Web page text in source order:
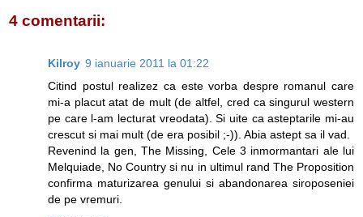
4 comentarii:
Kilroy 9 ianuarie 2011 la 01:22
Citind postul realizez ca este vorba despre romanul care
mi-a placut atat de mult (de altfel, cred ca singurul western
pe care l-am lecturat vreodata). Si uite ca asteptarile mi-au
crescut si mai mult (de era posibil ;-)). Abia astept sa il vad.
Revenind la gen, The Missing, Cele 3 inmormantari ale lui
Melquiade, No Country si nu in ultimul rand The Proposition
confirma maturizarea genului si abandonarea siroposeniei
de pe vremuri.